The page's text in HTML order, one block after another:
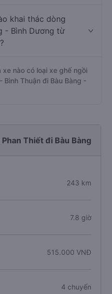
khai thác dòng
- Bình Dương từ
nào có loại xe ghế ngồi
Bình Thuận đi Bàu Bàng -
Thiết đi Bàu Bàng
243 km
7.8 giờ
515.000 VNĐ
4 chuyến